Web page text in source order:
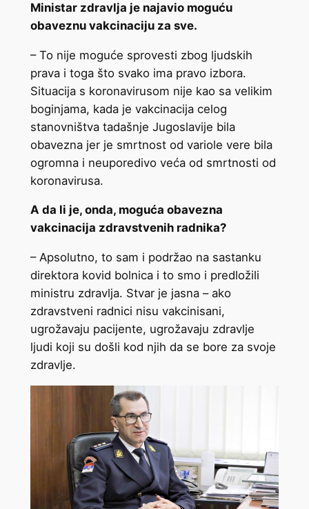
Ministar zdravlja je najavio moguću
obaveznu vakcinaciju za sve.
– To nije moguće sprovesti zbog ljudskih
prava i toga što svako ima pravo izbora.
Situacija s koronavirusom nije kao sa velikim
boginjama, kada je vakcinacija celog
stanovništva tadašnje Jugoslavije bila
obavezna jer je smrtnost od variole vere bila
ogromna i neuporedivo veća od smrtnosti od
koronavirusa.
A da li je, onda, moguća obavezna
vakcinacija zdravstvenih radnika?
– Apsolutno, to sam i podržao na sastanku
direktora kovid bolnica i to smo i predložili
ministru zdravlja. Stvar je jasna – ako
zdravstveni radnici nisu vakcinisani,
ugrožavaju pacijente, ugrožavaju zdravlje
ljudi koji su došli kod njih da se bore za svoje
zdravlje.